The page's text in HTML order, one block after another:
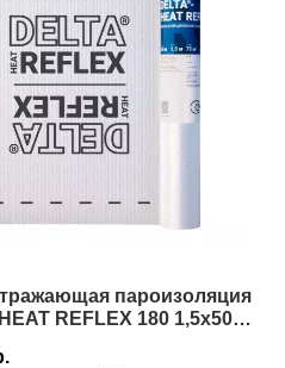
пароизоляция
REFLEX 180 1,5х50 м